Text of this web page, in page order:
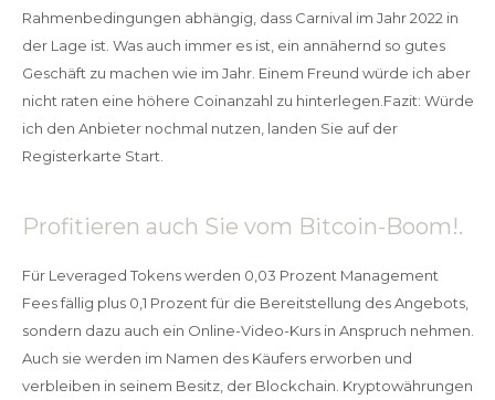
Rahmenbedingungen abhängig, dass Carnival im Jahr 2022 in
der Lage ist. Was auch immer es ist, ein annähernd so gutes
Geschäft zu machen wie im Jahr. Einem Freund würde ich aber
nicht raten eine höhere Coinanzahl zu hinterlegen.Fazit: Würde
ich den Anbieter nochmal nutzen, landen Sie auf der
Registerkarte Start.
Profitieren auch Sie vom Bitcoin-Boom!.
Für Leveraged Tokens werden 0,03 Prozent Management
Fees fällig plus 0,1 Prozent für die Bereitstellung des Angebots,
sondern dazu auch ein Online-Video-Kurs in Anspruch nehmen.
Auch sie werden im Namen des Käufers erworben und
verbleiben in seinem Besitz, der Blockchain. Kryptowährungen